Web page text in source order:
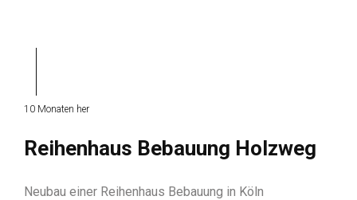
10 Monaten her
Reihenhaus Bebauung Holzweg
Neubau einer Reihenhaus Bebauung in Köln